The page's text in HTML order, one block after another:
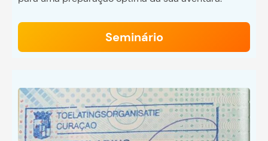
Seminário